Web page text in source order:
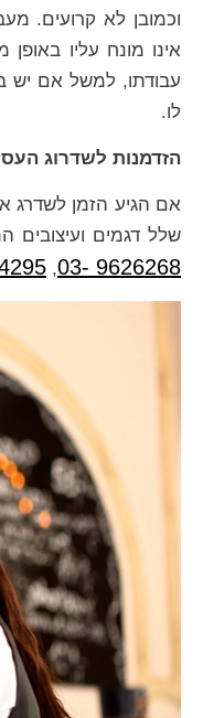
וכמובן לא קרועים.
אינו מונח עליו
עבודתו, למשל אם יש
לו.
הזדמנות לשדרוג
אם הגיע הזמן לשדרג
שלל דגמים ועיצובים
9626268 -03
,